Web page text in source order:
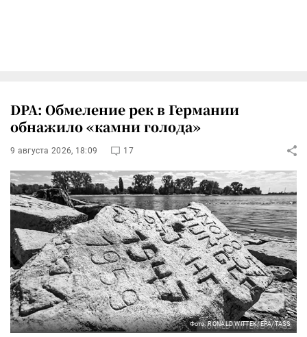
DPA: Обмеление рек в Германии
обнажило «камни голода»
9 августа 2026, 18:09 17
Фото: RONALD WITTEK/EPA/TASS